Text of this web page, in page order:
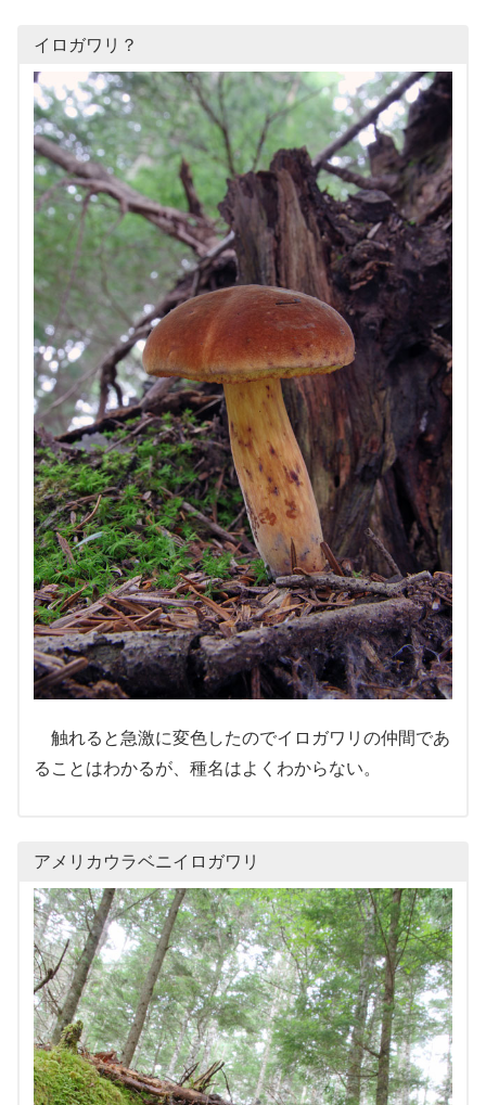
イロガワリ？
触れると急激に変色したのでイロガワリの仲間であ
ることはわかるが、種名はよくわからない。
アメリカウラベニイロガワリ